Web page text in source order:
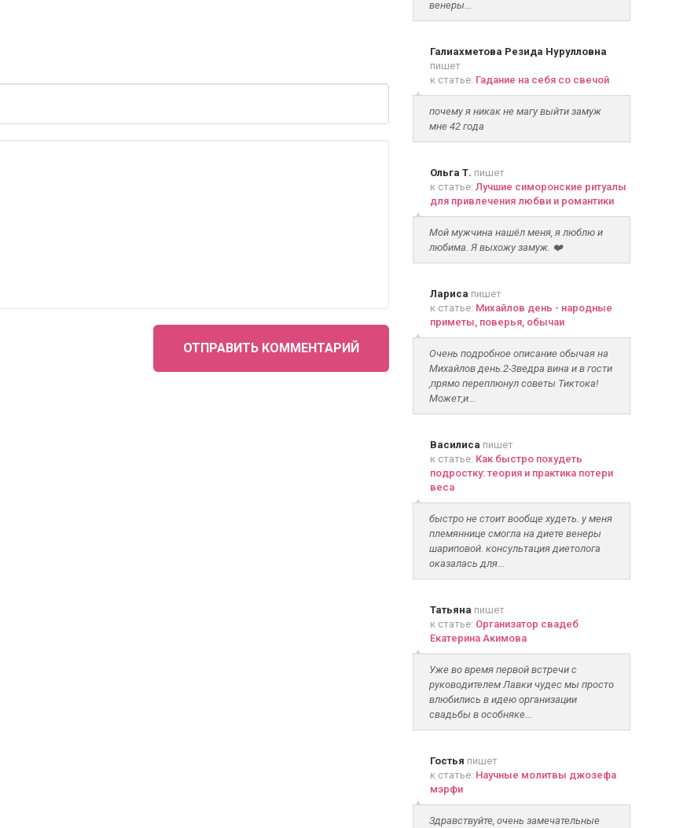
ОТПРАВИТЬ КОММЕНТАРИЙ
венеры...
Галиахметова Резида Нурулловна
пишет
к статье: Гадание на себя со свечой
почему я никак не магу выйти замуж
мне 42 года
Ольга Т. пишет
к статье: Лучшие симоронские ритуалы
для привлечения любви и романтики
Мой мужчина нашёл меня, я люблю и
любима. Я выхожу замуж. ❤️
Лариса пишет
к статье: Михайлов день - народные
приметы, поверья, обычаи
Очень подробное описание обычая на
Михайлов день.2-3ведра вина и в гости
,прямо переплюнул советы Тиктока!
Может,и...
Василиса пишет
к статье: Как быстро похудеть
подростку: теория и практика потери
веса
быстро не стоит вообще худеть. у меня
племяннице смогла на диете венеры
шариповой. консультация диетолога
оказалась для...
Татьяна пишет
к статье: Организатор свадеб
Екатерина Акимова
Уже во время первой встречи с
руководителем Лавки чудес мы просто
влюбились в идею организации
свадьбы в особняке...
Гостья пишет
к статье: Научные молитвы джозефа
мэрфи
Здравствуйте, очень замечательные